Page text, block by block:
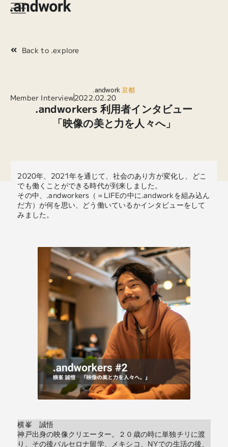
Back to .explore
.andwork 京都
Member Interview2022.02.20
.andworkers 利用者インタビュー
「映像の美と力を人々へ」
2020年、2021年を通じて、社会のあり方が変化し、どこ
でも働くことができる時代が到来しました。
その中、.andworkers（＝LIFEの中に.andworkを組み込ん
だ方）が何を思い、どう働いているかインタビューをして
みました。
横峯 誠悟
神戸出身の映像クリエーター。２０歳の時に単独チリに渡
り、その後バルセロナ留学、メキシコ、NYでの生活の後、